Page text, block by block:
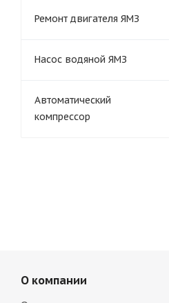
Ремонт двигателя ЯМЗ
Насос водяной ЯМЗ
Автоматический
компрессор
О компании